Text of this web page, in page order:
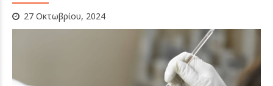
27 Οκτωβρίου, 2024